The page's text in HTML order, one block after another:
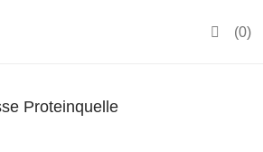
0
Proteinquelle